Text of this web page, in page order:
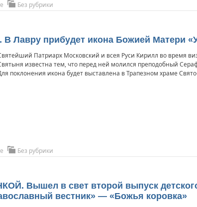
Без рубрики
В Лавру прибудет икона Божией Матери
Патриарх Московский и всея Руси Кирилл во время
известна тем, что перед ней молился преподобный
поклонения икона будет выставлена в Трапезном храме
Без рубрики
Вышел в свет второй выпуск
вестник» — «Божья коровка»